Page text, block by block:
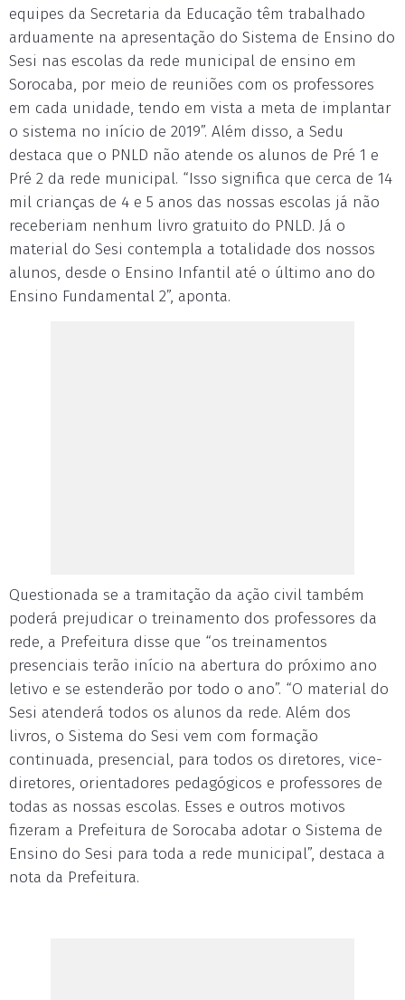
equipes da Secretaria da Educação têm trabalhado
arduamente na apresentação do Sistema de Ensino do
Sesi nas escolas da rede municipal de ensino em
Sorocaba, por meio de reuniões com os professores
em cada unidade, tendo em vista a meta de implantar
o sistema no início de 2019”. Além disso, a Sedu
destaca que o PNLD não atende os alunos de Pré 1 e
Pré 2 da rede municipal. “Isso significa que cerca de 14
mil crianças de 4 e 5 anos das nossas escolas já não
receberiam nenhum livro gratuito do PNLD. Já o
material do Sesi contempla a totalidade dos nossos
alunos, desde o Ensino Infantil até o último ano do
Ensino Fundamental 2”, aponta.
Questionada se a tramitação da ação civil também
poderá prejudicar o treinamento dos professores da
rede, a Prefeitura disse que “os treinamentos
presenciais terão início na abertura do próximo ano
letivo e se estenderão por todo o ano”. “O material do
Sesi atenderá todos os alunos da rede. Além dos
livros, o Sistema do Sesi vem com formação
continuada, presencial, para todos os diretores, vice-
diretores, orientadores pedagógicos e professores de
todas as nossas escolas. Esses e outros motivos
fizeram a Prefeitura de Sorocaba adotar o Sistema de
Ensino do Sesi para toda a rede municipal”, destaca a
nota da Prefeitura.